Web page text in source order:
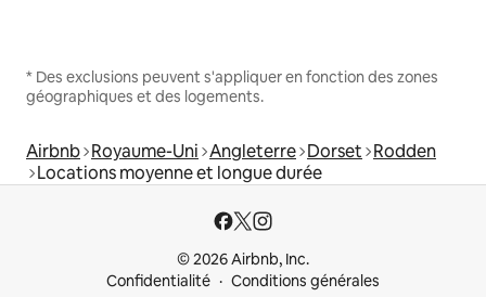
* Des exclusions peuvent s'appliquer en fonction des zones
géographiques et des logements.
Airbnb Royaume-Uni Angleterre Dorset Rodden
Locations moyenne et longue durée
© 2026 Airbnb, Inc.
Confidentialité
Conditions générales